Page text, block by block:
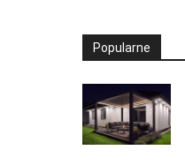
Popularne